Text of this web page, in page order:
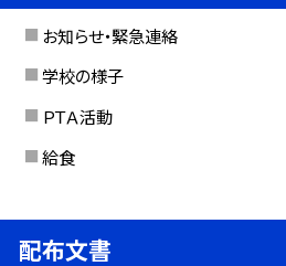
お知らせ・緊急連絡
学校の様子
ＰＴＡ活動
給食
配布文書